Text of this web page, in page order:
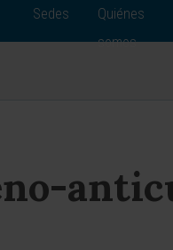
Sedes
Quiénes
somos